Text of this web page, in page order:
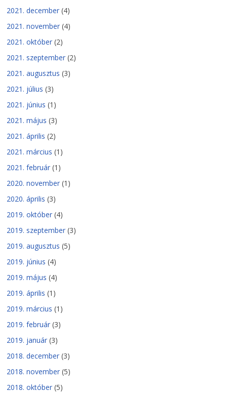
2021. december (4)
2021. november (4)
2021. október (2)
2021. szeptember (2)
2021. augusztus (3)
2021. július (3)
2021. június (1)
2021. május (3)
2021. április (2)
2021. március (1)
2021. február (1)
2020. november (1)
2020. április (3)
2019. október (4)
2019. szeptember (3)
2019. augusztus (5)
2019. június (4)
2019. május (4)
2019. április (1)
2019. március (1)
2019. február (3)
2019. január (3)
2018. december (3)
2018. november (5)
2018. október (5)